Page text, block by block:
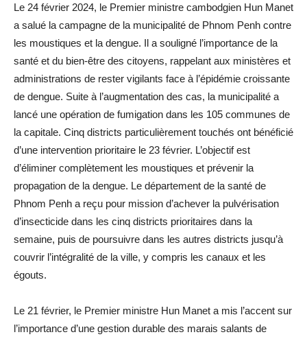
Le 24 février 2024, le Premier ministre cambodgien Hun Manet
a salué la campagne de la municipalité de Phnom Penh contre
les moustiques et la dengue. Il a souligné l’importance de la
santé et du bien-être des citoyens, rappelant aux ministères et
administrations de rester vigilants face à l’épidémie croissante
de dengue. Suite à l’augmentation des cas, la municipalité a
lancé une opération de fumigation dans les 105 communes de
la capitale. Cinq districts particulièrement touchés ont bénéficié
d’une intervention prioritaire le 23 février. L’objectif est
d’éliminer complètement les moustiques et prévenir la
propagation de la dengue. Le département de la santé de
Phnom Penh a reçu pour mission d’achever la pulvérisation
d’insecticide dans les cinq districts prioritaires dans la
semaine, puis de poursuivre dans les autres districts jusqu’à
couvrir l’intégralité de la ville, y compris les canaux et les
égouts.
Le 21 février, le Premier ministre Hun Manet a mis l’accent sur
l’importance d’une gestion durable des marais salants de